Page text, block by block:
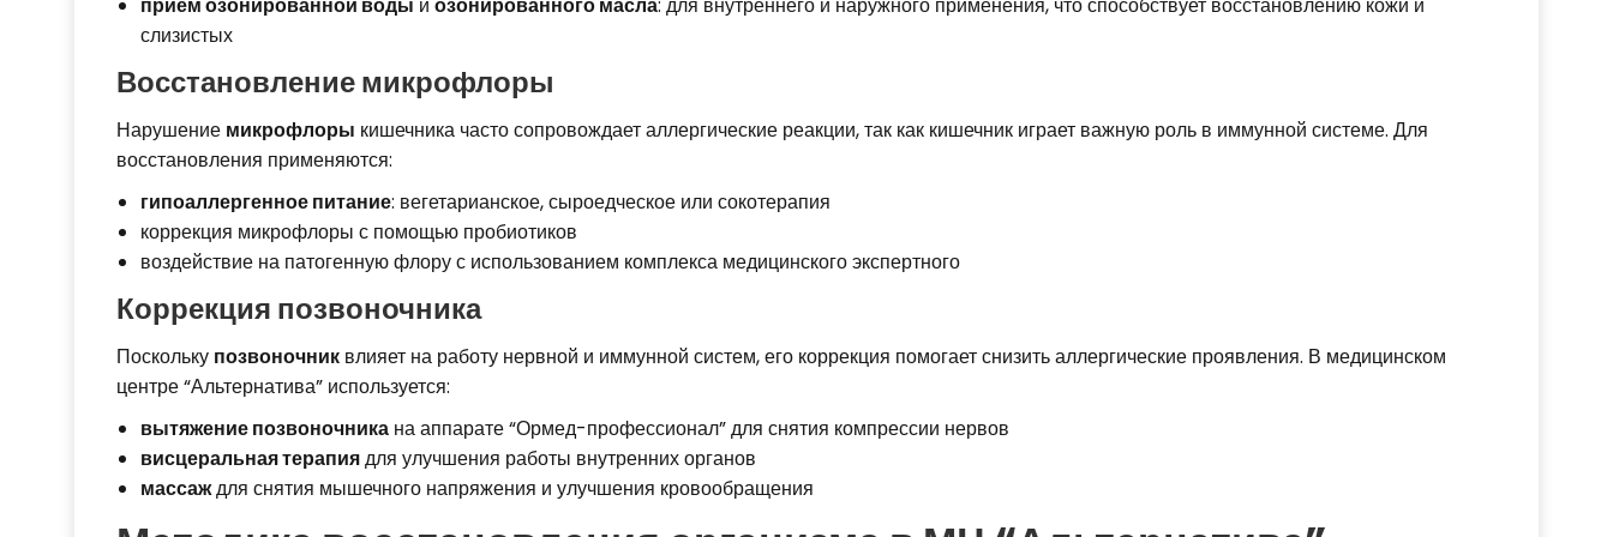
прием озонированной воды и озонированного масла: для внутреннего и наружного применения, что способствует восстановлению кожи и
слизистых
Восстановление микрофлоры
Нарушение микрофлоры кишечника часто сопровождает аллергические реакции, так как кишечник играет важную роль в иммунной системе. Для
восстановления применяются:
гипоаллергенное питание: вегетарианское, сыроедческое или сокотерапия
коррекция микрофлоры с помощью пробиотиков
воздействие на патогенную флору с использованием комплекса медицинского экспертного
Коррекция позвоночника
Поскольку позвоночник влияет на работу нервной и иммунной систем, его коррекция помогает снизить аллергические проявления. В медицинском
центре “Альтернатива” используется:
вытяжение позвоночника на аппарате “Ормед-профессионал” для снятия компрессии нервов
висцеральная терапиядля улучшения работы внутренних органов
массаждля снятия мышечного напряжения и улучшения кровообращения